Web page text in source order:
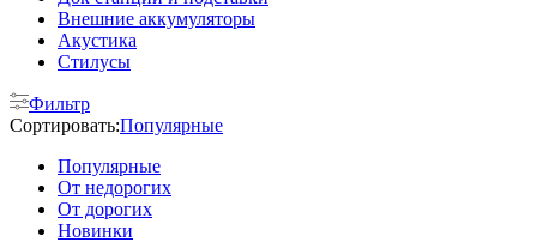
Внешние аккумуляторы
Акустика
Стилусы
Фильтр
Сортировать:Популярные
Популярные
От недорогих
От дорогих
Новинки